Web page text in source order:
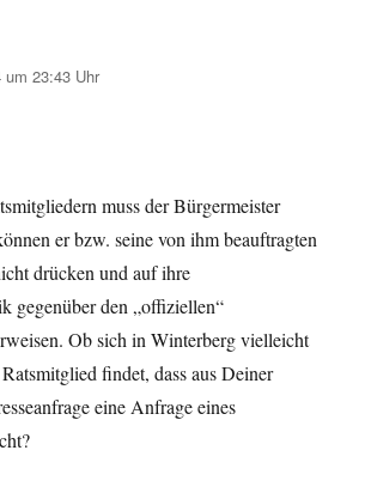
um 23:43 Uhr
muss der Bürgermeister
er bzw. seine von ihm beauftragten
drücken und auf ihre
gegenüber den „offiziellen“
Ob sich in Winterberg vielleicht
findet, dass aus Deiner
eine Anfrage eines